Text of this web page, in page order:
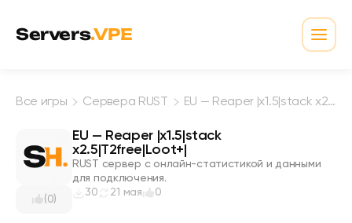
Servers.VPE
Все игры Сервера RUST EU — Reaper |x1.5|stack x2.5|T2free|Loot+|
(0)
EU — Reaper |x1.5|stack
x2.5|T2free|Loot+|
RUST сервер с онлайн-статистикой и данными
для подключения.
30
21 мая 0